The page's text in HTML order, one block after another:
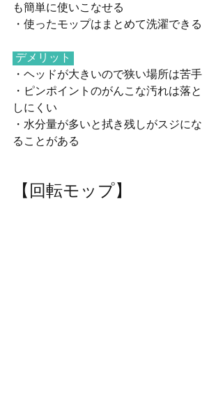
も簡単に使いこなせる
・使ったモップはまとめて洗濯できる
デメリット
・ヘッドが大きいので狭い場所は苦手
・ピンポイントのがんこな汚れは落と
しにくい
・水分量が多いと拭き残しがスジにな
ることがある
【回転モップ】